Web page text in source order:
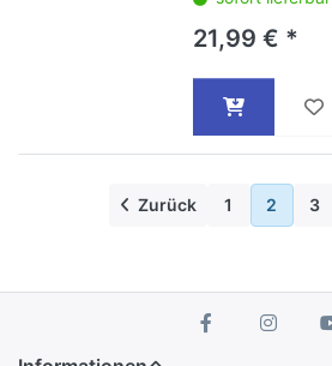
21,99 € *
Zurück 1 2 3